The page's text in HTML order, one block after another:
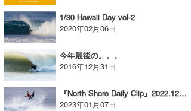
1/30 Hawaii Day vol-2
2020年02月06日
今年最後の。。。
2016年12月31日
『North Shore Daily Clip』2022.12.28 @ Rocky
2023年01月07日
Soulman
VAGY
waka☆=
YUKI☆